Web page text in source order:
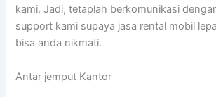
kami. Jadi, tetaplah berkomunikasi
support kami supaya jasa rental mobil
bisa anda nikmati.
Antar jemput Kantor